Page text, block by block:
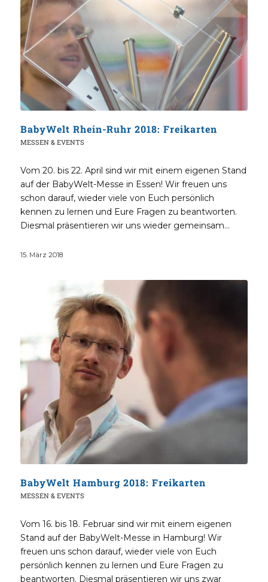
BabyWelt Rhein-Ruhr 2018: Freikarten
MESSEN & EVENTS
Vom 20. bis 22. April sind wir mit einem eigenen Stand
auf der BabyWelt-Messe in Essen! Wir freuen uns
schon darauf, wieder viele von Euch persönlich
kennen zu lernen und Eure Fragen zu beantworten.
Diesmal präsentieren wir uns wieder gemeinsam…
15. März 2018
BabyWelt Hamburg 2018: Freikarten
MESSEN & EVENTS
Vom 16. bis 18. Februar sind wir mit einem eigenen
Stand auf der BabyWelt-Messe in Hamburg! Wir
freuen uns schon darauf, wieder viele von Euch
persönlich kennen zu lernen und Eure Fragen zu
beantworten. Diesmal präsentieren wir uns zwar